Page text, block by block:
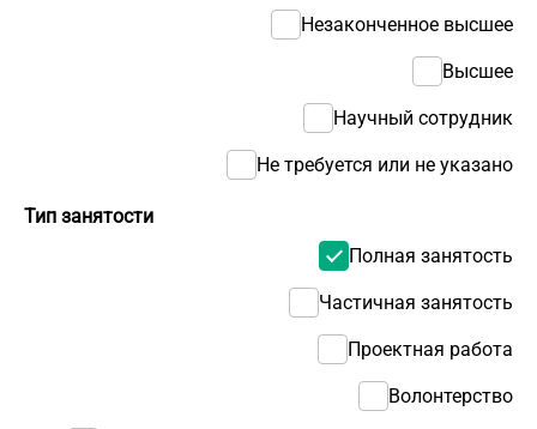
Тип занятости
Полная занятость
Частичная занятость
Проектная работа
Волонтерство
Незаконченное высшее
Высшее
Научный сотрудник
Не требуется или не указано